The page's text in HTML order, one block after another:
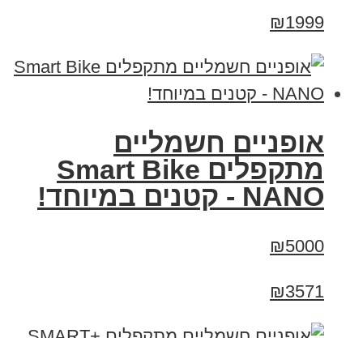
₪1999
אופניים חשמליים
מתקפלים Smart Bike
NANO - קטנים במיוחד!
₪5000
₪3571